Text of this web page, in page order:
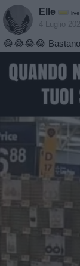
Elle
4 Luglio
😂😂😂😂